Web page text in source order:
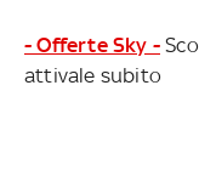
- Offerte Sky -
attivale subito